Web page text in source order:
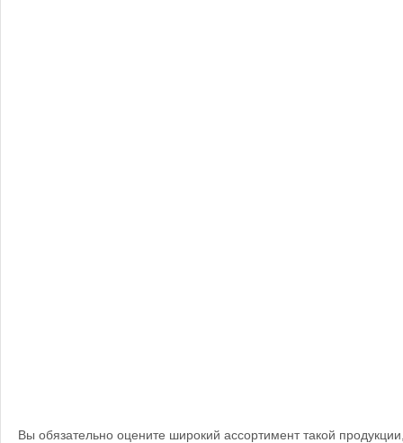
Вы обязательно оцените широкий ассортимент такой